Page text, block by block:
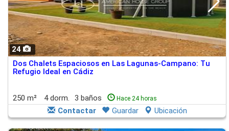
24
Dos Chalets Espaciosos en Las Lagunas-Campano: Tu
Refugio Ideal en Cádiz
250 m² 4 dorm. 3 baños Hace 24 horas
Contactar Guardar Ubicación